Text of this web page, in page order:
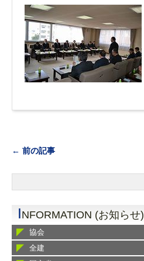
← 前の記事
INFORMATION (お知らせ)
協会
全建